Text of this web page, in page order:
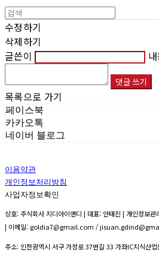
수정하기
삭제하기
글쓴이
댓글 쓰기
목록으로 가기
페이스북
카카오톡
네이버 블로그
이용약관
개인정보처리방침
사업자정보확인
상호: 주식회사 지디아이앤디 | 대표: 안태진 | 개인정보
| 이메일: goldia7@gmail.com /
주소: 인천광역시 서구 가정로 37번길 33 가좌IC지식산